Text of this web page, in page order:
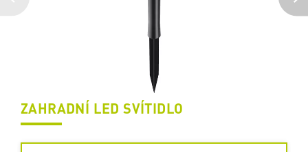
ZAHRADNÍ LED SVÍTIDLO